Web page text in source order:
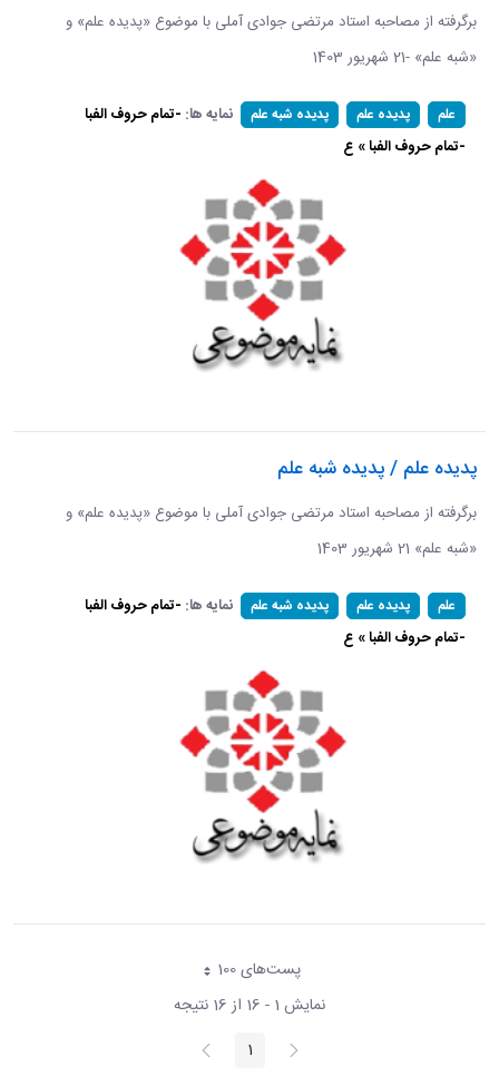
برگرفته از مصاحبه استاد مرتضی جوادی آملی با موضوع «پدیده علم» و
«شبه علم» -21 شهریور 1403
علم پدیده علم پدیده شبه علم نمایه ها: -تمام حروف الفبا
-تمام حروف الفبا » ع
پدیده علم / پدیده شبه علم
برگرفته از مصاحبه استاد مرتضی جوادی آملی با موضوع «پدیده علم» و
«شبه علم» 21 شهریور 1403
علم پدیده علم پدیده شبه علم نمایه ها: -تمام حروف الفبا
-تمام حروف الفبا » ع
پست‌‌های 100هر صفحه
نمایش 1 - 16 از 16 نتیجه
پیغام
قبلی صفحه1 صفحه
بعد